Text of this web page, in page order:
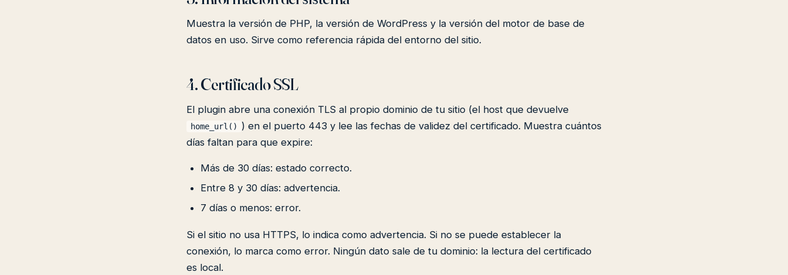
Muestra la versión de PHP, la versión de WordPress y la versión del motor de base de
datos en uso. Sirve como referencia rápida del entorno del sitio.
4. Certificado SSL
El plugin abre una conexión TLS al propio dominio de tu sitio (el host que devuelve
home_url() ) en el puerto 443 y lee las fechas de validez del certificado. Muestra cuántos
días faltan para que expire:
Más de 30 días: estado correcto.
Entre 8 y 30 días: advertencia.
7 días o menos: error.
Si el sitio no usa HTTPS, lo indica como advertencia. Si no se puede establecer la
conexión, lo marca como error. Ningún dato sale de tu dominio: la lectura del certificado
es local.